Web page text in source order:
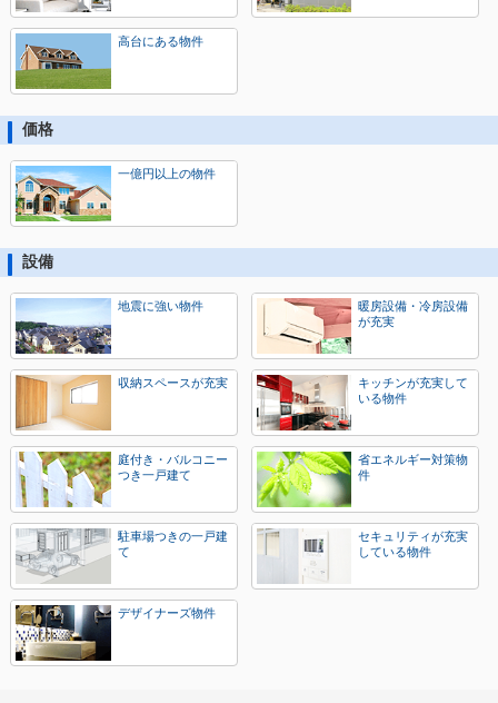
高台にある物件
価格
一億円以上の物件
設備
地震に強い物件
暖房設備・冷房設備
が充実
収納スペースが充実
キッチンが充実して
いる物件
庭付き・バルコニー
つき一戸建て
省エネルギー対策物
件
駐車場つきの一戸建
て
セキュリティが充実
している物件
デザイナーズ物件